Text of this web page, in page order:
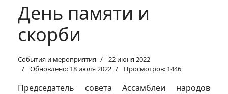
День памяти и
скорби
События и мероприятия
22 июня 2022
Обновлено: 18 июля 2022
Просмотров: 1446
Председатель совета Ассамблеи народов